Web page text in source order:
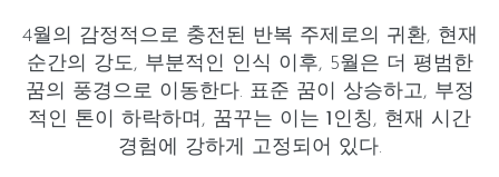
4월의 감정적으로 충전된 반복 주제로의 귀환, 현재
순간의 강도, 부분적인 인식 이후, 5월은 더 평범한
꿈의 풍경으로 이동한다. 표준 꿈이 상승하고, 부정
적인 톤이 하락하며 , 꿈꾸는 이는 1인칭, 현재 시간
경험에 강하게 고정되어 있다.